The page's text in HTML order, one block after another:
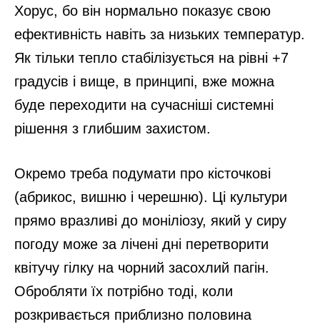
Хорус, бо він нормально показує свою
ефективність навіть за низьких температур.
Як тільки тепло стабілізується на рівні +7
градусів і вище, в принципі, вже можна
буде переходити на сучасніші системні
рішення з глибшим захистом.
Окремо треба подумати про кісточкові
(абрикос, вишню і черешню). Ці культури
прямо вразливі до моніліозу, який у сиру
погоду може за лічені дні перетворити
квітучу гілку на чорний засохлий пагін.
Обробляти їх потрібно тоді, коли
розкривається приблизно половина